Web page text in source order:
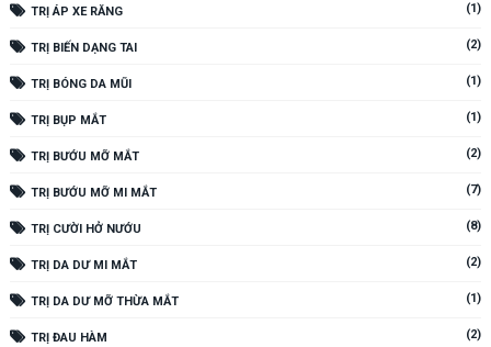
TRỊ ÁP XE RĂNG (1)
TRỊ BIẾN DẠNG TAI (2)
TRỊ BÓNG DA MŨI (1)
TRỊ BỤP MẮT (1)
TRỊ BƯỚU MỠ MẮT (2)
TRỊ BƯỚU MỠ MI MẮT (7)
TRỊ CƯỜI HỞ NƯỚU (8)
TRỊ DA DƯ MI MẮT (2)
TRỊ DA DƯ MỠ THỪA MẮT (1)
TRỊ ĐAU HÀM (2)